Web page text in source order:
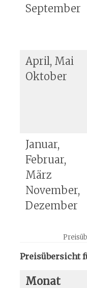
September
April, Mai
Oktober
Januar,
Februar,
März
November,
Dezember
Preisübersicht
Monat